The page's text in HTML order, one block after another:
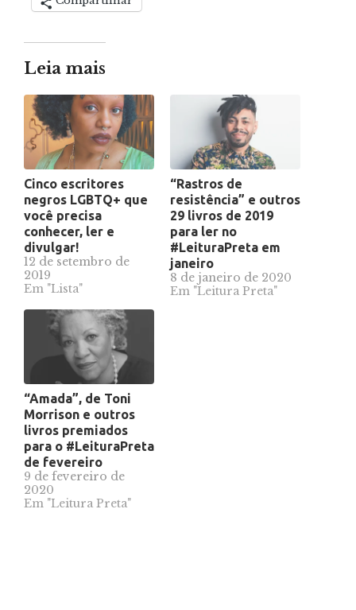
Leia mais
Cinco escritores
negros LGBTQ+ que
você precisa
conhecer, ler e
divulgar!
12 de setembro de
2019
Em "Lista"
“Rastros de
resistência” e outros
29 livros de 2019
para ler no
#LeituraPreta em
janeiro
8 de janeiro de 2020
Em "Leitura Preta"
“Amada”, de Toni
Morrison e outros
livros premiados
para o #LeituraPreta
de fevereiro
9 de fevereiro de
2020
Em "Leitura Preta"